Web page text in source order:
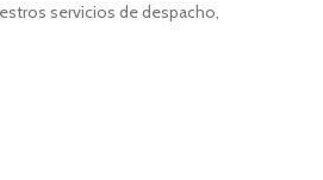
servicios de despacho,